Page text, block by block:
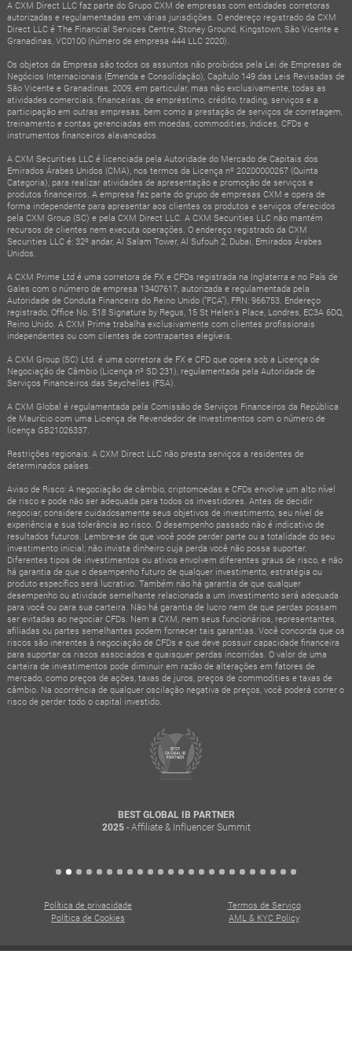
A CXM Direct LLC faz parte do Grupo CXM de empresas com entidades corretoras
autorizadas e regulamentadas em várias jurisdições. O endereço registrado da CXM
Direct LLC é The Financial Services Centre, Stoney Ground, Kingstown, São Vicente e
Granadinas, VC0100 (número de empresa 444 LLC 2020).
Os objetos da Empresa são todos os assuntos não proibidos pela Lei de Empresas de
Negócios Internacionais (Emenda e Consolidação), Capítulo 149 das Leis Revisadas de
São Vicente e Granadinas, 2009, em particular, mas não exclusivamente, todas as
atividades comerciais, financeiras, de empréstimo, crédito, trading, serviços e a
participação em outras empresas, bem como a prestação de serviços de corretagem,
treinamento e contas gerenciadas em moedas, commodities, índices, CFDs e
instrumentos financeiros alavancados.
A CXM Securities LLC é licenciada pela Autoridade do Mercado de Capitais dos
Emirados Árabes Unidos (CMA), nos termos da Licença nº 20200000267 (Quinta
Categoria), para realizar atividades de apresentação e promoção de serviços e
produtos financeiros. A empresa faz parte do grupo de empresas CXM e opera de
forma independente para apresentar aos clientes os produtos e serviços oferecidos
pela CXM Group (SC) e pela CXM Direct LLC. A CXM Securities LLC não mantém
recursos de clientes nem executa operações. O endereço registrado da CXM
Securities LLC é: 32º andar, Al Salam Tower, Al Sufouh 2, Dubai, Emirados Árabes
Unidos.
A CXM Prime Ltd é uma corretora de FX e CFDs registrada na Inglaterra e no País de
Gales com o número de empresa 13407617, autorizada e regulamentada pela
Autoridade de Conduta Financeira do Reino Unido (“FCA”), FRN: 966753. Endereço
registrado, Office No. 518 Signature by Regus, 15 St Helen's Place, Londres, EC3A 6DQ,
Reino Unido. A CXM Prime trabalha exclusivamente com clientes profissionais
independentes ou com clientes de contrapartes elegíveis.
A CXM Group (SC) Ltd. é uma corretora de FX e CFD que opera sob a Licença de
Negociação de Câmbio (Licença nº SD 231), regulamentada pela Autoridade de
Serviços Financeiros das Seychelles (FSA).
A CXM Global é regulamentada pela Comissão de Serviços Financeiros da República
de Maurício com uma Licença de Revendedor de Investimentos com o número de
licença GB21026337.
Restrições regionais: A CXM Direct LLC não presta serviços a residentes de
determinados países.
Aviso de Risco: A negociação de câmbio, criptomoedas e CFDs envolve um alto nível
de risco e pode não ser adequada para todos os investidores. Antes de decidir
negociar, considere cuidadosamente seus objetivos de investimento, seu nível de
experiência e sua tolerância ao risco. O desempenho passado não é indicativo de
resultados futuros. Lembre-se de que você pode perder parte ou a totalidade do seu
investimento inicial; não invista dinheiro cuja perda você não possa suportar.
Diferentes tipos de investimentos ou ativos envolvem diferentes graus de risco, e não
há garantia de que o desempenho futuro de qualquer investimento, estratégia ou
produto específico será lucrativo. Também não há garantia de que qualquer
desempenho ou atividade semelhante relacionada a um investimento será adequada
para você ou para sua carteira. Não há garantia de lucro nem de que perdas possam
ser evitadas ao negociar CFDs. Nem a CXM, nem seus funcionários, representantes,
afiliadas ou partes semelhantes podem fornecer tais garantias. Você concorda que os
riscos são inerentes à negociação de CFDs e que deve possuir capacidade financeira
para suportar os riscos associados e quaisquer perdas incorridas. O valor de uma
carteira de investimentos pode diminuir em razão de alterações em fatores de
mercado, como preços de ações, taxas de juros, preços de commodities e taxas de
câmbio. Na ocorrência de qualquer oscilação negativa de preços, você poderá correr o
risco de perder todo o capital investido.
BEST GLOBAL IB PARTNER
2025- Affiliate & Influencer Summit
Política de privacidade
Termos de Serviço
Política de Cookies
AML & KYC Policy